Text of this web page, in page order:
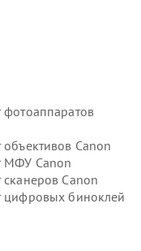
фотоаппаратов
объективов Canon
МФУ Canon
сканеров Canon
цифровых биноклей